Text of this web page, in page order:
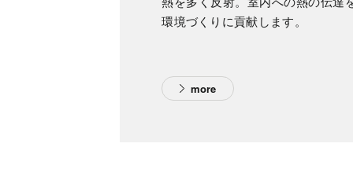
環境づくりに貢献します。
more